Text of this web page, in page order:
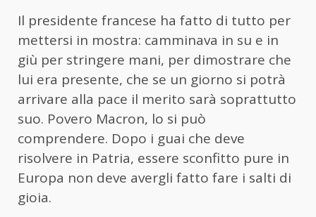
Il presidente francese ha fatto di tutto per
mettersi in mostra: camminava in su e in
giù per stringere mani, per dimostrare che
lui era presente, che se un giorno si potrà
arrivare alla pace il merito sarà soprattutto
suo. Povero Macron, lo si può
comprendere. Dopo i guai che deve
risolvere in Patria, essere sconfitto pure in
Europa non deve avergli fatto fare i salti di
gioia.